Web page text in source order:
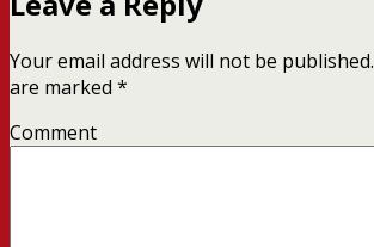
Your email address will not be published.
are marked *
Comment